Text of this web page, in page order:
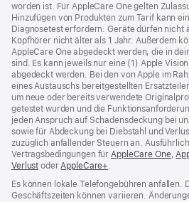
worden ist. Für AppleCare One gelten
Hinzufügen von Produkten zum Tarif kann
Diagnosetest erfordern: Geräte dürfen nicht
Kopfhörer nicht älter als 1 Jahr. Außerdem
AppleCare One abgedeckt werden, die in
sind. Es kann jeweils nur eine (1) Apple
abgedeckt werden. Bei den von Apple im
eines Austauschs bereitgestellten
um neue oder bereits verwendete
getestet wurden und die
jeden Anspruch auf Schadensdeckung bei
sowie für Abdeckung bei Diebstahl und
zuzüglich anfallender Steuern an.
Vertragsbedingungen fürAppleCare One,
Verlust (Öffnet
neues
oderAppleCare+(Öffnet
neues
.
Es können lokale Telefongebühren anfallen.
Geschäftszeiten können variieren.